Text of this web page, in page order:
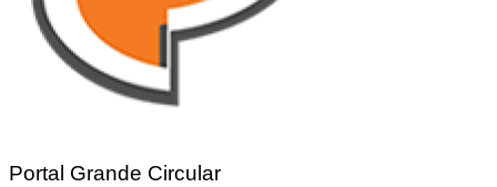
Portal Grande Circular